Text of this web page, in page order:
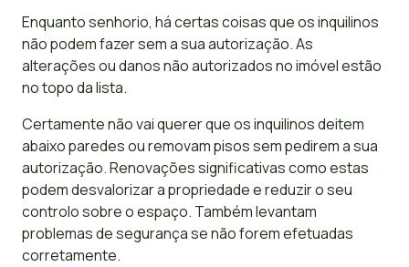
Enquanto senhorio, há certas coisas que os inquilinos
não podem fazer sem a sua autorização. As
alterações ou danos não autorizados no imóvel estão
no topo da lista.
Certamente não vai querer que os inquilinos deitem
abaixo paredes ou removam pisos sem pedirem a sua
autorização. Renovações significativas como estas
podem desvalorizar a propriedade e reduzir o seu
controlo sobre o espaço. Também levantam
problemas de segurança se não forem efetuadas
corretamente.